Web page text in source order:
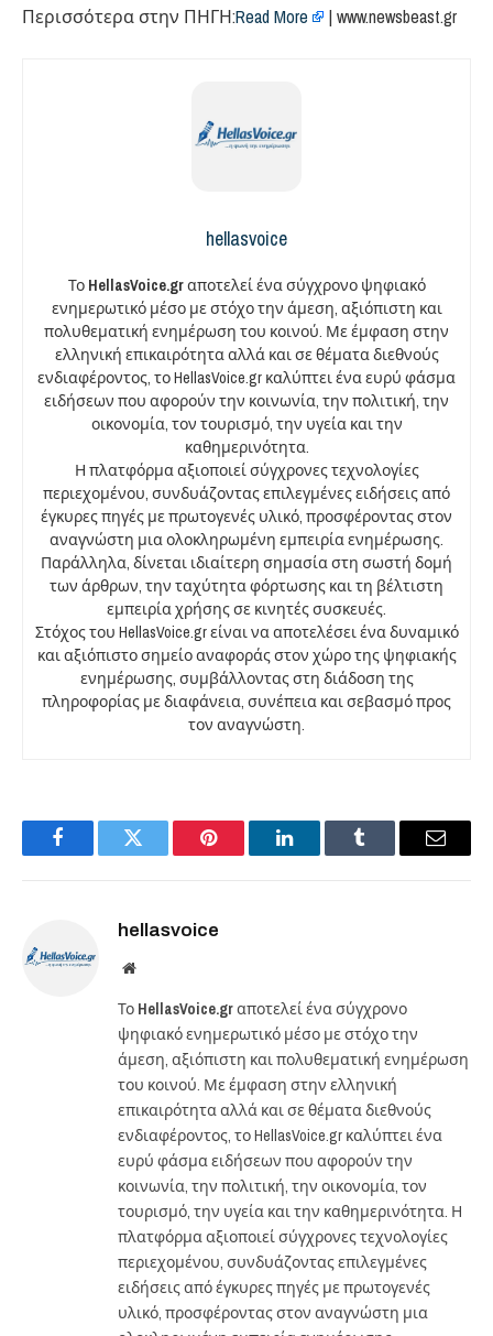
Περισσότερα στην ΠΗΓΗ:Read More | www.newsbeast.gr
hellasvoice
Το HellasVoice.grαποτελεί ένα σύγχρονο ψηφιακό
ενημερωτικό μέσο με στόχο την άμεση, αξιόπιστη και
πολυθεματική ενημέρωση του κοινού. Με έμφαση στην
ελληνική επικαιρότητα αλλά και σε θέματα διεθνούς
ενδιαφέροντος, το HellasVoice.gr καλύπτει ένα ευρύ φάσμα
ειδήσεων που αφορούν την κοινωνία, την πολιτική, την
οικονομία, τον τουρισμό, την υγεία και την
καθημερινότητα.
Η πλατφόρμα αξιοποιεί σύγχρονες τεχνολογίες
περιεχομένου, συνδυάζοντας επιλεγμένες ειδήσεις από
έγκυρες πηγές με πρωτογενές υλικό, προσφέροντας στον
αναγνώστη μια ολοκληρωμένη εμπειρία ενημέρωσης.
Παράλληλα, δίνεται ιδιαίτερη σημασία στη σωστή δομή
των άρθρων, την ταχύτητα φόρτωσης και τη βέλτιστη
εμπειρία χρήσης σε κινητές συσκευές.
Στόχος του HellasVoice.gr είναι να αποτελέσει ένα δυναμικό
και αξιόπιστο σημείο αναφοράς στον χώρο της ψηφιακής
ενημέρωσης, συμβάλλοντας στη διάδοση της
πληροφορίας με διαφάνεια, συνέπεια και σεβασμό προς
τον αναγνώστη.
FacebookTwitter Pinterest LinkedInTumblr Email
hellasvoice
Website
Το HellasVoice.grαποτελεί ένα σύγχρονο
ψηφιακό ενημερωτικό μέσο με στόχο την
άμεση, αξιόπιστη και πολυθεματική ενημέρωση
του κοινού. Με έμφαση στην ελληνική
επικαιρότητα αλλά και σε θέματα διεθνούς
ενδιαφέροντος, το HellasVoice.gr καλύπτει ένα
ευρύ φάσμα ειδήσεων που αφορούν την
κοινωνία, την πολιτική, την οικονομία, τον
τουρισμό, την υγεία και την καθημερινότητα. Η
πλατφόρμα αξιοποιεί σύγχρονες τεχνολογίες
περιεχομένου, συνδυάζοντας επιλεγμένες
ειδήσεις από έγκυρες πηγές με πρωτογενές
υλικό, προσφέροντας στον αναγνώστη μια